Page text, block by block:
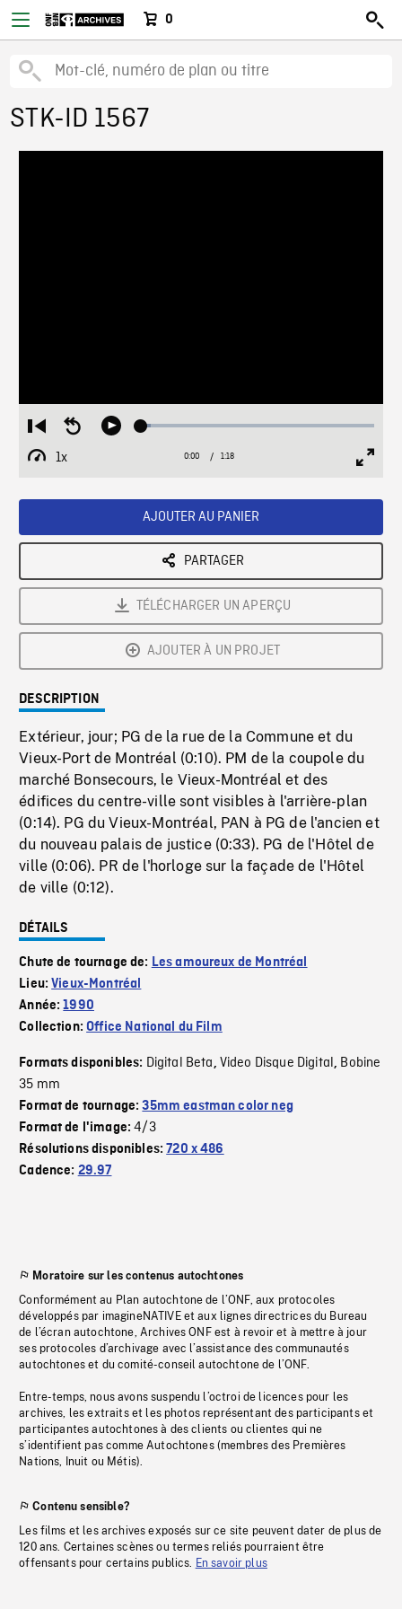
0
STK-ID 1567
Restart
from
beginning
Seek
Play Loaded:
1x
Playback
Current
0:00 / Duration
1:18
AJOUTER AU PANIER
PARTAGER
TÉLÉCHARGER UN APERÇU
AJOUTER À UN PROJET
DESCRIPTION
Extérieur, jour; PG de la rue de la Commune et du
Vieux-Port de Montréal (0:10). PM de la coupole du
marché Bonsecours, le Vieux-Montréal et des
édifices du centre-ville sont visibles à l'arrière-plan
(0:14). PG du Vieux-Montréal, PAN à PG de l'ancien et
du nouveau palais de justice (0:33). PG de l'Hôtel de
ville (0:06). PR de l'horloge sur la façade de l'Hôtel
de ville (0:12).
DÉTAILS
Chute de tournage de: Les amoureux de Montréal
Lieu:Vieux-Montréal
Année:1990
Collection:Office National du Film
Formats disponibles: Digital Beta, Video Disque Digital, Bobine
35 mm
Format de tournage:35mm eastman color neg
Format de l'image:4/3
Résolutions disponibles:720 x 486
Cadence: 29.97
Moratoire sur les contenus autochtones
Conformément au Plan autochtone de l’ONF, aux protocoles
développés par imagineNATIVE et aux lignes directrices du Bureau
de l’écran autochtone, Archives ONF est à revoir et à mettre à jour
ses protocoles d’archivage avec l’assistance des communautés
autochtones et du comité-conseil autochtone de l’ONF.
Entre-temps, nous avons suspendu l’octroi de licences pour les
archives, les extraits et les photos représentant des participants et
participantes autochtones à des clients ou clientes qui ne
s’identifient pas comme Autochtones (membres des Premières
Nations, Inuit ou Métis).
Contenu sensible?
Les films et les archives exposés sur ce site peuvent dater de plus de
120 ans. Certaines scènes ou termes reliés pourraient être
offensants pour certains publics. En savoir plus